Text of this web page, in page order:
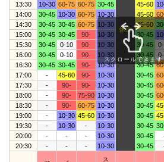
休止
13:30
10-30 60-75 60-75 30-45 45-60
14:00
30-45 10-30 60-75 10-30 45-60
14:30
30-45 30-45 60-75 10-30 45-60
15:00
30-45 30-45 90- 10-30 30-45
15:30
30-45 0-10 90- 10-30 30-45
16:00
30-45 0-10 90- 10-30 30-45
16:30
30-45 30-45 90- 10-30 30-45
17:00
- 45-60 90- 10-30 30-45
17:30
- 90- 90- 10-30 30-45
18:00
- 90- 75-90 10-30 30-45
18:30
- 90- 60-75 10-30 30-45
19:00
- 10-30 45-60 10-30 30-45
19:30
- 10-30 - 10-30 30-45
20:00
- - - 10-30 30-45
20:30
- - - 10-30 30-45
ス
スクロールできます